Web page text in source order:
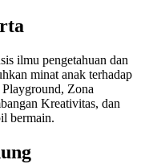
ilmu pengetahuan dan
minat anak terhadap
Zona
Kreativitas, dan
bermain.